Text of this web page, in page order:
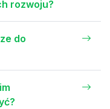
rozwoju?
do